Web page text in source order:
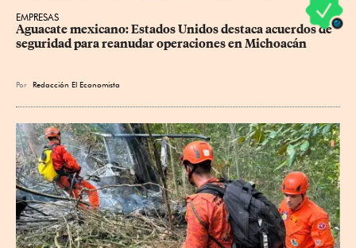
EMPRESAS
Aguacate mexicano: Estados Unidos destaca acuerdos de
seguridad para reanudar operaciones en Michoacán
Por Redacción El Economista